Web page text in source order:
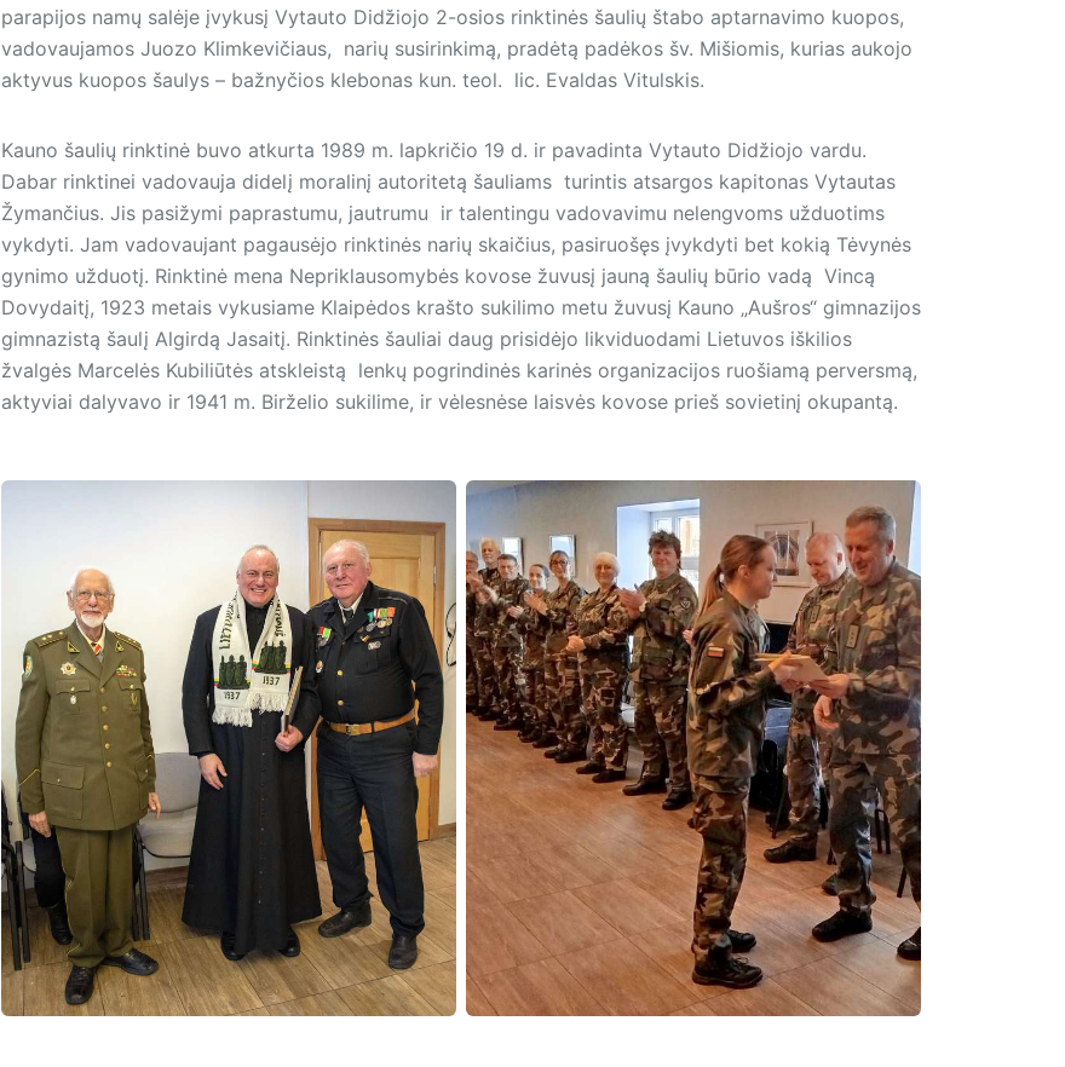
parapijos namų salėje įvykusį Vytauto Didžiojo 2-osios rinktinės šaulių štabo aptarnavimo kuopos,
vadovaujamos Juozo Klimkevičiaus, narių susirinkimą, pradėtą padėkos šv. Mišiomis, kurias aukojo
aktyvus kuopos šaulys – bažnyčios klebonas kun. teol. lic. Evaldas Vitulskis.
Kauno šaulių rinktinė buvo atkurta 1989 m. lapkričio 19 d. ir pavadinta Vytauto Didžiojo vardu.
Dabar rinktinei vadovauja didelį moralinį autoritetą šauliams turintis atsargos kapitonas Vytautas
Žymančius. Jis pasižymi paprastumu, jautrumu ir talentingu vadovavimu nelengvoms užduotims
vykdyti. Jam vadovaujant pagausėjo rinktinės narių skaičius, pasiruošęs įvykdyti bet kokią Tėvynės
gynimo užduotį. Rinktinė mena Nepriklausomybės kovose žuvusį jauną šaulių būrio vadą Vincą
Dovydaitį, 1923 metais vykusiame Klaipėdos krašto sukilimo metu žuvusį Kauno „Aušros“ gimnazijos
gimnazistą šaulį Algirdą Jasaitį. Rinktinės šauliai daug prisidėjo likviduodami Lietuvos iškilios
žvalgės Marcelės Kubiliūtės atskleistą lenkų pogrindinės karinės organizacijos ruošiamą perversmą,
aktyviai dalyvavo ir 1941 m. Birželio sukilime, ir vėlesnėse laisvės kovose prieš sovietinį okupantą.